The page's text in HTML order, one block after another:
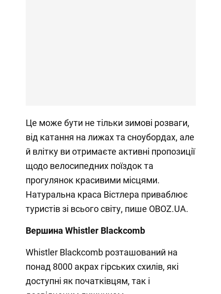
Це може бути не тільки зимові розваги,
від катання на лижах та сноубордах, але
й влітку ви отримаєте активні пропозиції
щодо велосипедних поїздок та
прогулянок красивими місцями.
Натуральна краса Вістлера приваблює
туристів зі всього світу, пише OBOZ.UA.
Вершина Whistler Blackcomb
Whistler Blackcomb розташований на
понад 8000 акрах гірських схилів, які
доступні як початківцям, так і